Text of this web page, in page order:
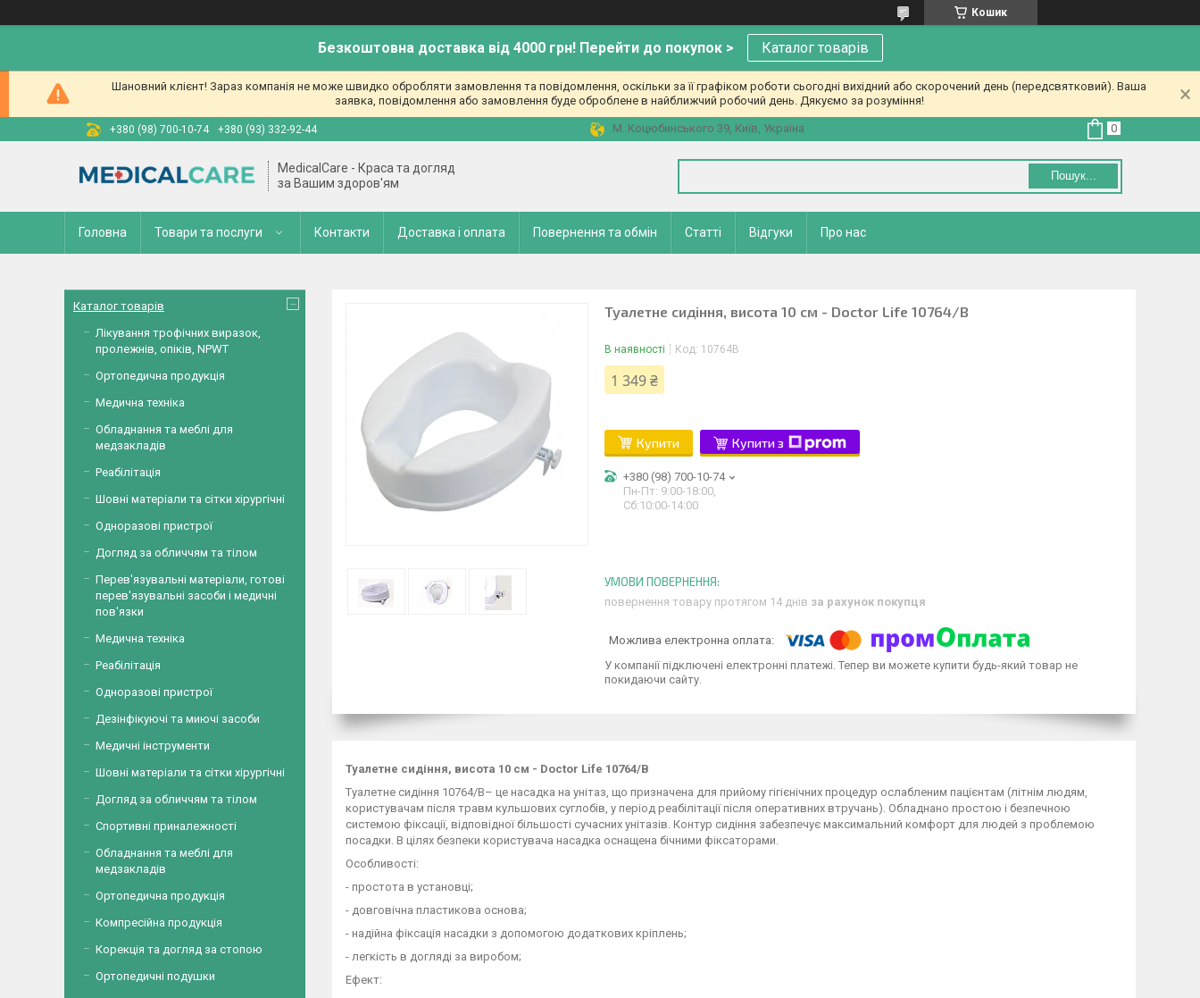
Кошик
Безкоштовна доставка від 4000 грн! Перейти до покупок > Каталог товарів
Шановний клієнт! Зараз компанія не може швидко обробляти замовлення та повідомлення, оскільки за її графіком роботи сьогодні вихідний або скорочений день (передсвятковий). Ваша
заявка, повідомлення або замовлення буде оброблене в найближчий робочий день. Дякуємо за розуміння!
+380 (98) 700-10-74 +380 (93) 332-92-44 М. Коцюбинського 39, Київ, Україна
MedicalCare - Краса та догляд
за Вашим здоров'ям
Пошук...
Головна Товари та послуги Контакти Доставка і оплата Повернення та обмін Статті Відгуки Про нас
Туалетне сидіння, висота 10 см - Doctor Life 10764/B
В наявності Код: 10764B
1 349 ₴
Купити Купити з
+380 (98) 700-10-74
Пн-Пт: 9:00-18:00,
Сб:10:00-14:00
повернення товару протягом 14 днів за рахунок покупця
У компанії підключені електронні платежі. Тепер ви можете купити будь-який товар не
покидаючи сайту.
Туалетне сидіння, висота 10 см - Doctor Life 10764/B
Туалетне сидіння 10764/B– це насадка на унітаз, що призначена для прийому гігієнічних процедур ослабленим пацієнтам (літнім людям,
користувачам після травм кульшових суглобів, у період реабілітації після оперативних втручань). Обладнано простою і безпечною
системою фіксації, відповідної більшості сучасних унітазів. Контур сидіння забезпечує максимальний комфорт для людей з проблемою
посадки. В цілях безпеки користувача насадка оснащена бічними фіксаторами.
Особливості:
- простота в установці;
- довговічна пластикова основа;
- надійна фіксація насадки з допомогою додаткових кріплень;
- легкість в догляді за виробом;
Ефект:
Каталог товарів
Лікування трофічних виразок,
пролежнів, опіків, NPWT
Ортопедична продукція
Медична техніка
Обладнання та меблі для
медзакладів
Реабілітація
Шовні матеріали та сітки хірургічні
Одноразові пристрої
Догляд за обличчям та тілом
Перев'язувальні матеріали, готові
перев'язувальні засоби і медичні
пов'язки
Медична техніка
Реабілітація
Одноразові пристрої
Дезінфікуючі та миючі засоби
Медичні інструменти
Шовні матеріали та сітки хірургічні
Догляд за обличчям та тілом
Спортивні приналежності
Обладнання та меблі для
медзакладів
Ортопедична продукція
Компресійна продукція
Корекція та догляд за стопою
Ортопедичні подушки